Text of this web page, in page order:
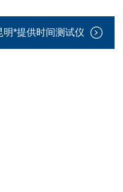
*提供时间测试仪